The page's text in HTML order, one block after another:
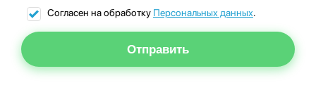
Согласен на обработку Персональных данных.
Отправить